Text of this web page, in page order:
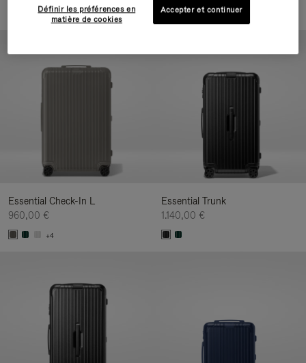
+5
Essential Check-In L
960,00 €
+4
Essential Trunk
1.140,00 €
Définir les préférences en
matière de cookies
Accepter et continuer